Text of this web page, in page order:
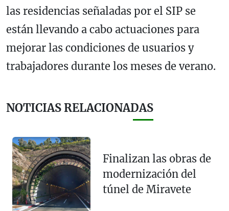
las residencias señaladas por el SIP se
están llevando a cabo actuaciones para
mejorar las condiciones de usuarios y
trabajadores durante los meses de verano.
NOTICIAS RELACIONADAS
Finalizan las obras de
modernización del
túnel de Miravete